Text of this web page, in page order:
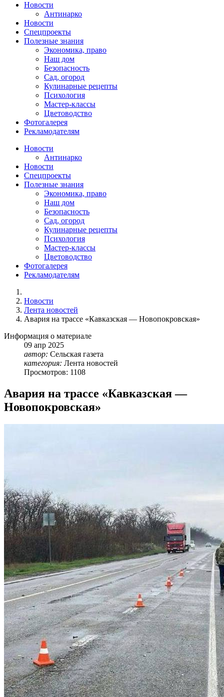
Новости
Антинарко
Новости
Спецпроекты
Полезные знания
Экономика, право
Наш дом
Безопасность
Сад, огород
Кулинарные рецепты
Психология
Мастер-классы
Цветоводство
Фотогалерея
Рекламодателям
Новости
Антинарко
Новости
Спецпроекты
Полезные знания
Экономика, право
Наш дом
Безопасность
Сад, огород
Кулинарные рецепты
Психология
Мастер-классы
Цветоводство
Фотогалерея
Рекламодателям
Новости
Лента новостей
Авария на трассе «Кавказская — Новопокровская»
Информация о материале
09 апр 2025
автор: Сельская газета
категория: Лента новостей
Просмотров: 1108
Авария на трассе «Кавказская —
Новопокровская»